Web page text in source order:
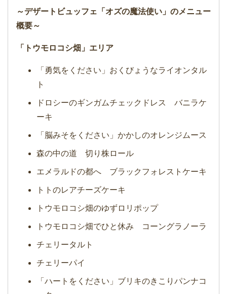
～デザートビュッフェ「オズの魔法使い」のメニュー
概要～
「トウモロコシ畑」エリア
「勇気をください」おくびょうなライオンタル
ト
ドロシーのギンガムチェックドレス バニラケ
ーキ
「脳みそをください」かかしのオレンジムース
森の中の道 切り株ロール
エメラルドの都へ ブラックフォレストケーキ
トトのレアチーズケーキ
トウモロコシ畑のゆずロリポップ
トウモロコシ畑でひと休み コーングラノーラ
チェリータルト
チェリーパイ
「ハートをください」ブリキのきこりパンナコ